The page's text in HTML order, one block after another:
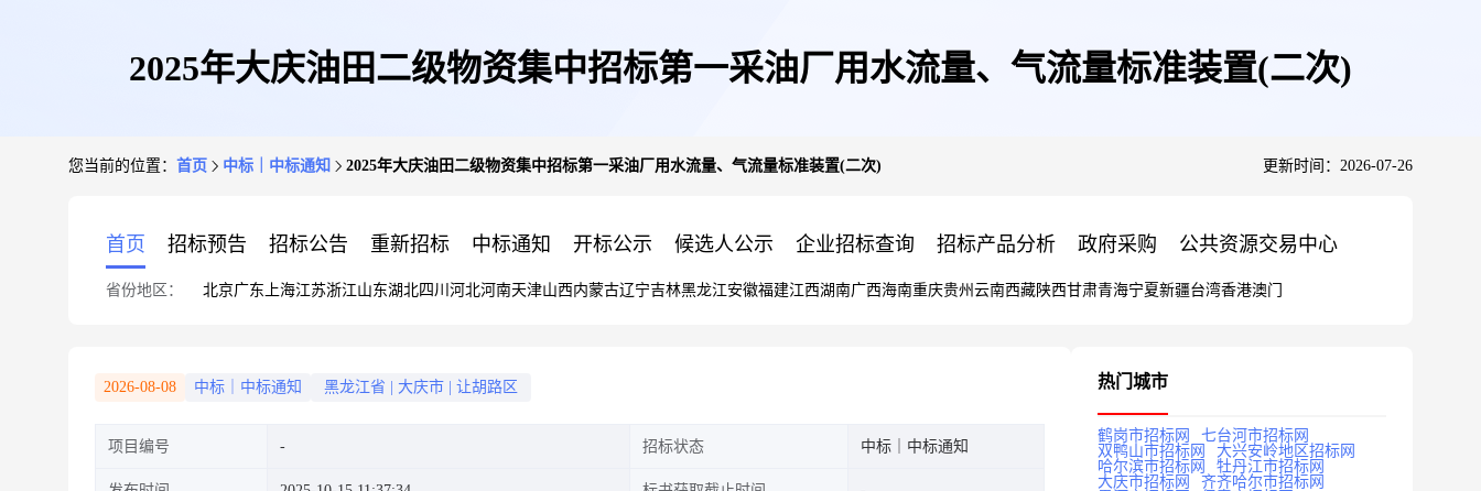
2025年大庆油田二级物资集中招标第一采油厂用水流量、气流量标准装置(二次)
您当前的位置： 首页 中标｜中标通知 2025年大庆油田二级物资集中招标第一采油厂用水流量、气流量标准装置(二次) 更新时间：2026-07-26
首页 招标预告 招标公告 重新招标 中标通知 开标公示 候选人公示 企业招标查询 招标产品分析 政府采购 公共资源交易中心
省份地区： 北京广东 上海江苏浙江山东湖北四川 河北河南天津山西内蒙古辽宁吉林黑龙江安徽福建江西湖南广西海南重庆贵州 云南西藏陕西甘肃青海宁夏新疆台湾香港澳门
2026-08-08 中标｜中标通知 黑龙江省 大庆市 让胡路区
项目编号 招标状态 中标｜中标通知
热门城市
鹤岗市招标网
七台河市招标网
双鸭山市招标网
大兴安岭地区招标网
哈尔滨市招标网
牡丹江市招标网
大庆市招标网
齐齐哈尔市招标网